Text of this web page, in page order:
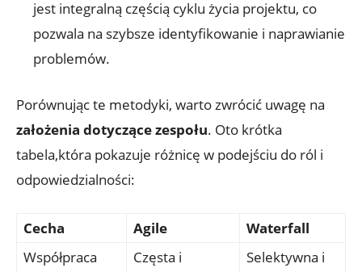
jest integralną częścią cyklu życia projektu, co
pozwala na szybsze identyfikowanie i naprawianie
problemów.
Porównując te metodyki, warto zwrócić uwagę na
założenia dotyczące zespołu. Oto krótka
tabela,która pokazuje różnicę w podejściu do ról i
odpowiedzialności:
Cecha Agile
Waterfall
Współpraca
Częsta i
Selektywna i